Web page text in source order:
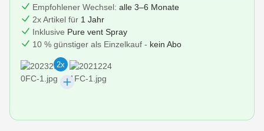
Empfohlener Wechsel: alle 3–6 Monate
2x Artikel für 1 Jahr
Inklusive Pure vent Spray
10 % günstiger als Einzelkauf - kein Abo
2x